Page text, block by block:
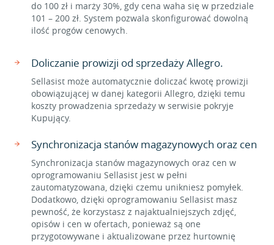
do 100 zł i marży 30%, gdy cena waha się w przedziale
101 – 200 zł. System pozwala skonfigurować dowolną
ilość progów cenowych.
Doliczanie prowizji od sprzedaży Allegro.
Sellasist może automatycznie doliczać kwotę prowizji
obowiązującej w danej kategorii Allegro, dzięki temu
koszty prowadzenia sprzedaży w serwisie pokryje
Kupujący.
Synchronizacja stanów magazynowych oraz cen
Synchronizacja stanów magazynowych oraz cen w
oprogramowaniu Sellasist jest w pełni
zautomatyzowana, dzięki czemu unikniesz pomyłek.
Dodatkowo, dzięki oprogramowaniu Sellasist masz
pewność, że korzystasz z najaktualniejszych zdjęć,
opisów i cen w ofertach, ponieważ są one
przygotowywane i aktualizowane przez hurtownię